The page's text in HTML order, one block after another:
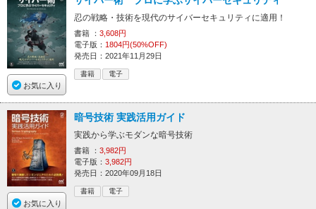
お気に入り
忍の戦略・技術を現代のサイバーセキュリティに適用！
書籍 ： 3,608円
電子版： 1804円(50%OFF)
発売日：2021年11月29日
書籍 電子
お気に入り
暗号技術 実践活用ガイド
実践から学ぶモダンな暗号技術
書籍 ： 3,982円
電子版： 3,982円
発売日：2020年09月18日
書籍 電子